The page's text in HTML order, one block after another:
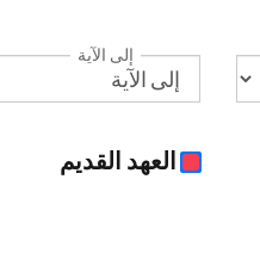
إلى الآية
العهد القديم